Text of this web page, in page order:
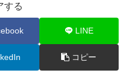
する
LINE
コピー